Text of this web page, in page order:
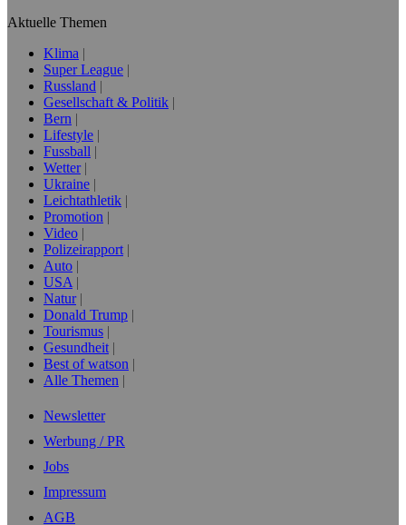
Aktuelle Themen
Klima
Super League
Russland
Gesellschaft & Politik
Bern
Lifestyle
Fussball
Wetter
Ukraine
Leichtathletik
Promotion
Video
Polizeirapport
Auto
USA
Natur
Donald Trump
Tourismus
Gesundheit
Best of watson
Alle Themen
Newsletter
Werbung / PR
Jobs
Impressum
AGB